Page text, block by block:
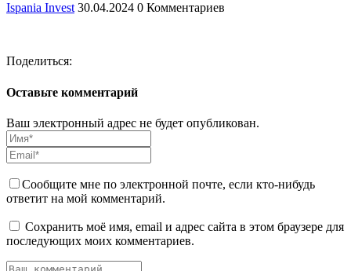
Ispania Invest 30.04.2024 0 Комментариев
Поделиться:
Оставьте комментарий
Ваш электронный адрес не будет опубликован.
Сообщите мне по электронной почте, если кто-нибудь
ответит на мой комментарий.
Сохранить моё имя, email и адрес сайта в этом браузере для
последующих моих комментариев.